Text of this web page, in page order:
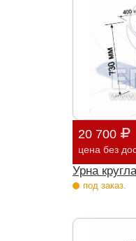
20 700
цена без
Урна
под заказ.